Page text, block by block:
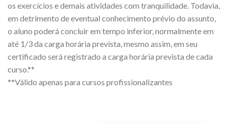
os exercícios e demais atividades com tranquilidade. Todavia,
em detrimento de eventual conhecimento prévio do assunto,
o aluno poderá concluir em tempo inferior, normalmente em
até 1/3 da carga horária prevista, mesmo assim, em seu
certificado será registrado a carga horária prevista de cada
curso.**
**Válido apenas para cursos profissionalizantes